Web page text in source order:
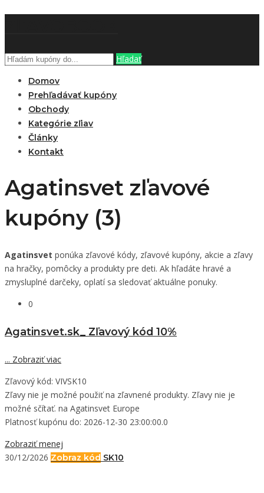
Hľadať
Domov
Prehľadávať kupóny
Obchody
Kategórie zľiav
Články
Kontakt
Agatinsvet zľavové
kupóny (3)
Agatinsvet ponúka zľavové kódy, zľavové kupóny, akcie a zľavy
na hračky, pomôcky a produkty pre deti. Ak hľadáte hravé a
zmysluplné darčeky, oplatí sa sledovať aktuálne ponuky.
0
Agatinsvet.sk_ Zľavový kód 10%
... Zobraziť viac
Zľavový kód: VIVSK10
Zľavy nie je možné použiť na zľavnené produkty. Zľavy nie je
možné sčítať. na Agatinsvet Europe
Platnosť kupónu do: 2026-12-30 23:00:00.0
Zobraziť menej
30/12/2026 Zobraz kód SK10